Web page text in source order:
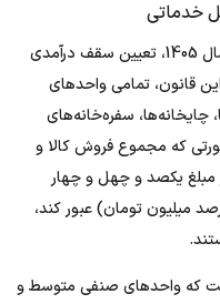
خدماتی
یکی از ویژگی‌های بارز فراخوان یازدهم در سال 1405، تعیین سقف درآمدی
قانون، تمامی واحدهای
چایخانه‌ها، سفره‌خانه‌های
که مجموع فروش کالا و
یا سال جاری از مبلغ یکصد و چهل و چهار
میلیون تومان) عبور کند،
که واحدهای صنفی متوسط و